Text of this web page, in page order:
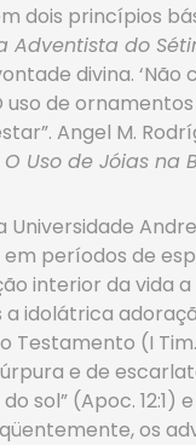
dois princípios
Adventista do
divina.
uso de
Angel M.
O Uso de Jóias na
períodos de
interior da vida
(I Tim.
e de
sol” (Apoc.
os